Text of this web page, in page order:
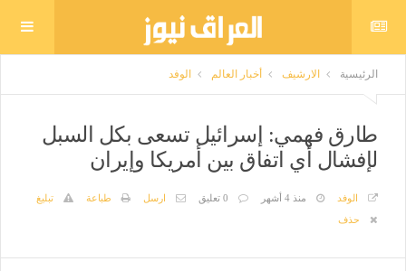
الرئيسية الارشيف أخبار العالم الوفد
طارق فهمي: إسرائيل تسعى بكل السبل
لإفشال أي اتفاق بين أمريكا وإيران
الوفد منذ 4 أشهر 0 تعليق ارسل طباعة
تبليغ
حذف